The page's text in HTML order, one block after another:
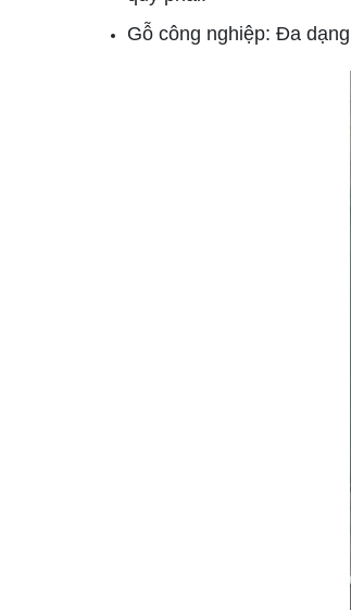
Gỗ công nghiệp: Đa